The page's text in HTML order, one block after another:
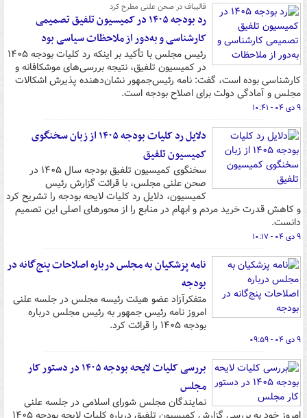
قالیباف در صحن علنی مطرح کرد
رد بودجه ۱۴۰۵ در کمیسیون تلفیق تصمیمی
کارشناسی و به‌دور از ملاحظات سیاسی بود
رئیس مجلس با تأکید بر اینکه رد کلیات بودجه ۱۴۰۵
در کمیسیون تلفیق، نتیجه بررسی‌های موشکافانه و
کارشناسی بوده است، گفت: نامه رئیس‌جمهور نشان‌دهنده پذیرش اشکالات
مجلس و آمادگی دولت برای اصلاح بودجه است.
۹ دی ۰۴ - ۱۰:۴۱
دلایل رد کلیات بودجه ۱۴۰۵ از زبان سخنگوی
کمیسیون تلفیق
سخنگوی کمیسیون تلفیق بودجه سال ۱۴۰۵ در
صحن علنی مجلس، با قرائت گزارش رئیس
کمیسیون، دلایل رد کلیات لایحه بودجه را تشریح کرد
و کاهش قدرت خرید مردم و ابهام در منابع را از محورهای اصلی این تصمیم
دانست.
۹ دی ۰۴ - ۱۰:۱۷
نامه پزشکیان به مجلس درباره اصلاحات پنج‌گانه در
بودجه
متفکرآزاد عضو هیئت رئیسه مجلس در جلسه علنی
امروز نامه رئیس جمهور به رئیس مجلس درباره
بودجه ۱۴۰۵ را قرائت کرد.
۹ دی ۰۴ - ۰۹:۵۹
بررسی کلیات لایحه بودجه ۱۴۰۵ در دستور کار
مجلس
نمایندگان مجلس شورای اسلامی در جلسه علنی